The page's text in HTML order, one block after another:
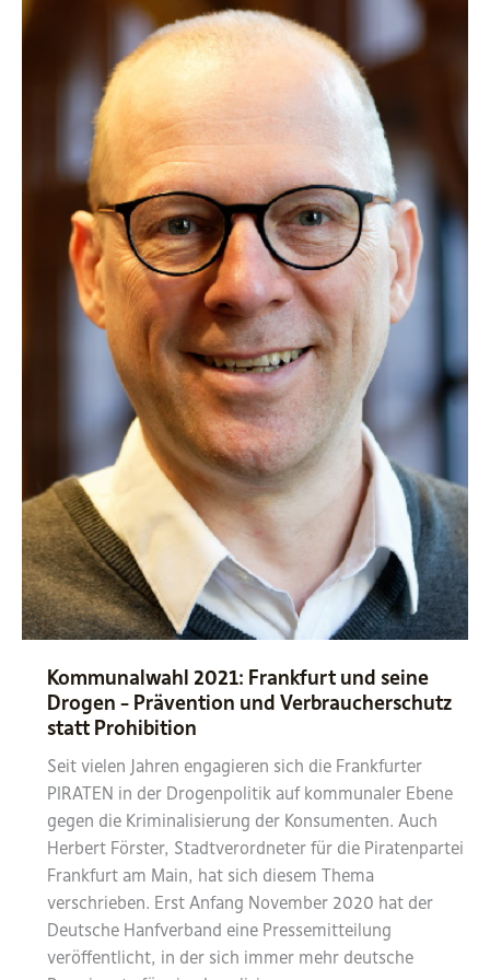
weitergehen
Kommunalwahl 2021: Frankfurt und seine
Drogen – Prävention und Verbraucherschutz
statt Prohibition
Seit vielen Jahren engagieren sich die Frankfurter
PIRATEN in der Drogenpolitik auf kommunaler Ebene
gegen die Kriminalisierung der Konsumenten. Auch
Herbert Förster, Stadtverordneter für die Piratenpartei
Frankfurt am Main, hat sich diesem Thema
verschrieben. Erst Anfang November 2020 hat der
Deutsche Hanfverband eine Pressemitteilung
veröffentlicht, in der sich immer mehr deutsche